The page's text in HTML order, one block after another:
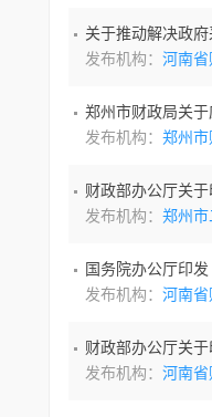
关于推动解决政
发布机构： 河南
郑州市财政局关
发布机构： 郑州
财政部办公厅关
发布机构： 郑州
国务院办公厅印
发布机构： 河南
财政部办公厅关
发布机构： 河南